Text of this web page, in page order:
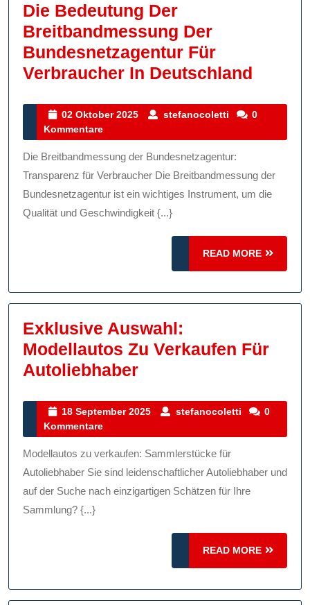
Die Bedeutung Der
Breitbandmessung Der
Bundesnetzagentur Für
Verbraucher In Deutschland
Der
Für
In
02 Oktober 2025
02
2025
stefanocoletti stefanocoletti
0
Kommentare
Die Breitbandmessung der Bundesnetzagentur:
Transparenz für Verbraucher Die Breitbandmessung der
Bundesnetzagentur ist ein wichtiges Instrument, um die
Qualität und Geschwindigkeit {...}
READ MORE
READ
MORE
Exklusive Auswahl:
Modellautos Zu Verkaufen Für
AutoliebhaberExklusive
Modellautos
Verkaufen
Für
Autoliebhaber
18 September 2025
18
2025
stefanocoletti stefanocoletti
0
Kommentare
Modellautos zu verkaufen: Sammlerstücke für
Autoliebhaber Sie sind leidenschaftlicher Autoliebhaber und
auf der Suche nach einzigartigen Schätzen für Ihre
Sammlung? {...}
READ MORE
READ
MORE